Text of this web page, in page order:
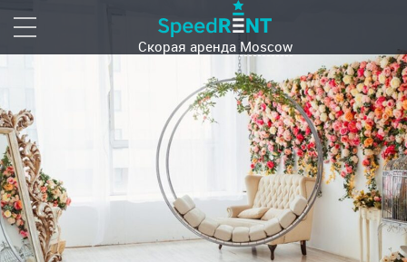
Скорая аренда Moscow